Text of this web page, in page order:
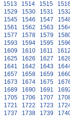
1513 1514 1515
1529 1530 1531
1545 1546 1547
1561 1562 1563
1577 1578 1579
1593 1594 1595
1609 1610 1611
1625 1626 1627
1641 1642 1643
1657 1658 1659
1673 1674 1675
1689 1690 1691
1705 1706 1707
1721 1722 1723
1737 1738 1739